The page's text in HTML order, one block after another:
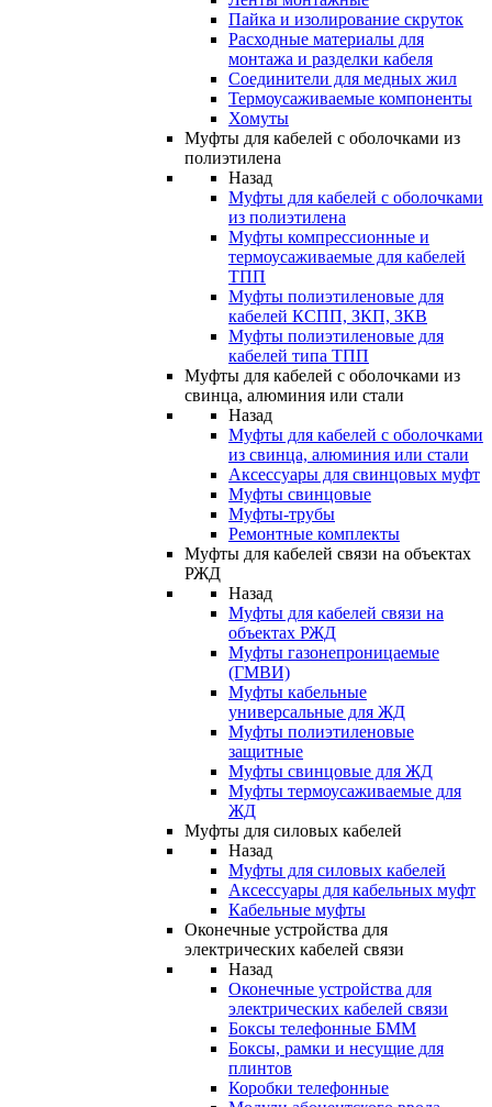
Пайка и изолирование скруток
Расходные материалы для
монтажа и разделки кабеля
Соединители для медных жил
Термоусаживаемые компоненты
Хомуты
Муфты для кабелей с оболочками из
полиэтилена
Назад
Муфты для кабелей с оболочками
из полиэтилена
Муфты компрессионные и
термоусаживаемые для кабелей
ТПП
Муфты полиэтиленовые для
кабелей КСПП, ЗКП, ЗКВ
Муфты полиэтиленовые для
кабелей типа ТПП
Муфты для кабелей с оболочками из
свинца, алюминия или стали
Назад
Муфты для кабелей с оболочками
из свинца, алюминия или стали
Аксессуары для свинцовых муфт
Муфты свинцовые
Муфты-трубы
Ремонтные комплекты
Муфты для кабелей связи на объектах
РЖД
Назад
Муфты для кабелей связи на
объектах РЖД
Муфты газонепроницаемые
(ГМВИ)
Муфты кабельные
универсальные для ЖД
Муфты полиэтиленовые
защитные
Муфты свинцовые для ЖД
Муфты термоусаживаемые для
ЖД
Муфты для силовых кабелей
Назад
Муфты для силовых кабелей
Аксессуары для кабельных муфт
Кабельные муфты
Оконечные устройства для
электрических кабелей связи
Назад
Оконечные устройства для
электрических кабелей связи
Боксы телефонные БММ
Боксы, рамки и несущие для
плинтов
Коробки телефонные